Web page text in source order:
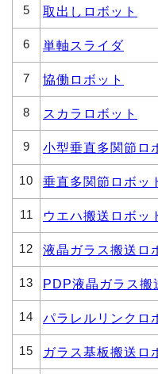
5 取出しロボット
6 単軸スライダ
7 協働ロボット
8 スカラロボット
9 小型垂直多関節ロ
10 垂直多関節ロボッ
11 ウエハ搬送ロボッ
12 液晶ガラス搬送ロ
13 PDP液晶ガラス搬
14 パラレルリンクロ
15 ガラス基板搬送ロ